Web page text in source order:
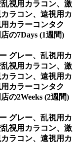
視用カラコン、激
ラコン、遠視用カ
カラーコンタク
の7Days (1週間)
グレー、乱視用カ
視用カラコン、激
ラコン、遠視用カ
カラーコンタク
の2Weeks (2週間)
グレー、乱視用カ
視用カラコン、激
ラコン、遠視用カ